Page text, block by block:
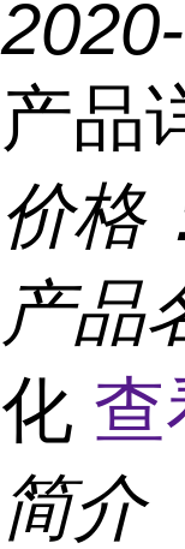
产品
价格
产品
化
简介